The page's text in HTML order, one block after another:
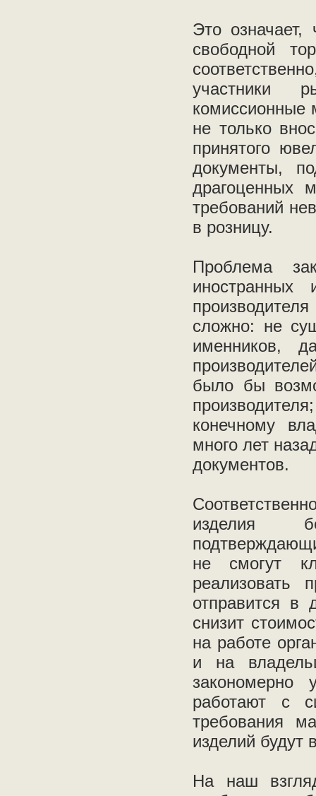
Это
свободной
участники
комиссионные
не только
принятого
документы,
драгоценных
требований
в розницу.
Проблема
иностранных
сложно: не
именников,
было бы
конечному
много лет
документов.
изделия
не смогут
реализовать
отправится
снизит
на работе
и на
работают с
требования
изделий будут
На наш